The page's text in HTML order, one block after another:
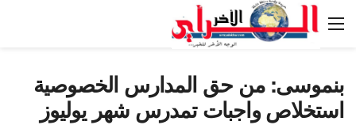
بنموسى: من حق المدارس الخصوصية
استخلاص واجبات تمدرس شهر يوليوز